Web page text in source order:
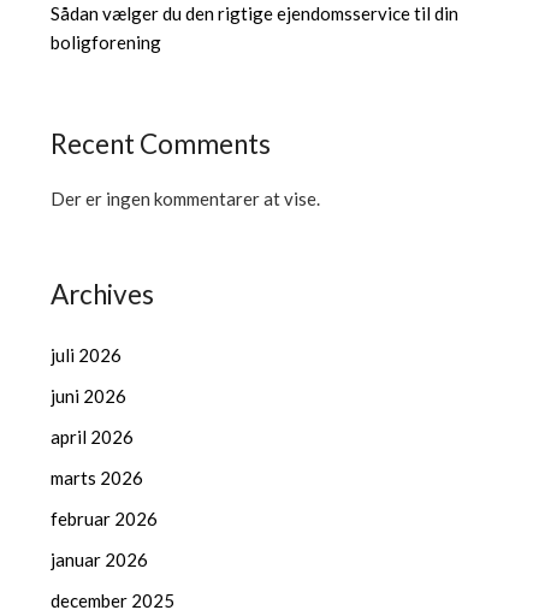
Sådan vælger du den rigtige ejendomsservice til din
boligforening
Recent Comments
Der er ingen kommentarer at vise.
Archives
juli 2026
juni 2026
april 2026
marts 2026
februar 2026
januar 2026
december 2025